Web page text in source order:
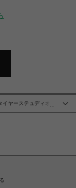
…
ヤーステュディオ